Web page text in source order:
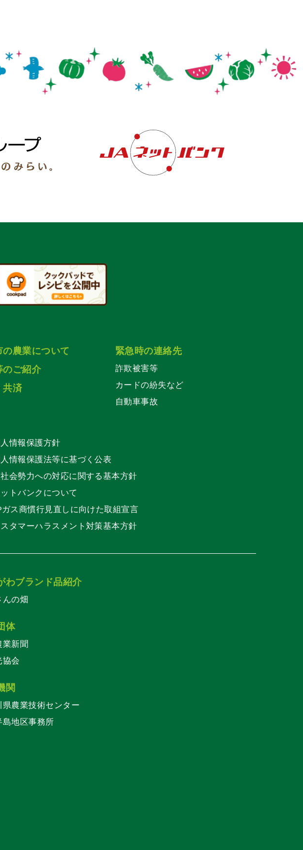
の農業について
のご紹介
共済
緊急時の連絡先
詐欺被害等
カードの紛失など
自動車事故
情報保護方針
情報保護法等に基づく公表
社会勢力への対応に関する基本方針
トバンクについて
ガス商慣行見直しに向けた取組宣言
スタマーハラスメント対策基本方針
わブランド品紹介
んの畑
体
業新聞
協会
関
県農業技術センター
島地区事務所